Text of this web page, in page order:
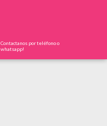
Contactanos por teléfono o
whatsapp!